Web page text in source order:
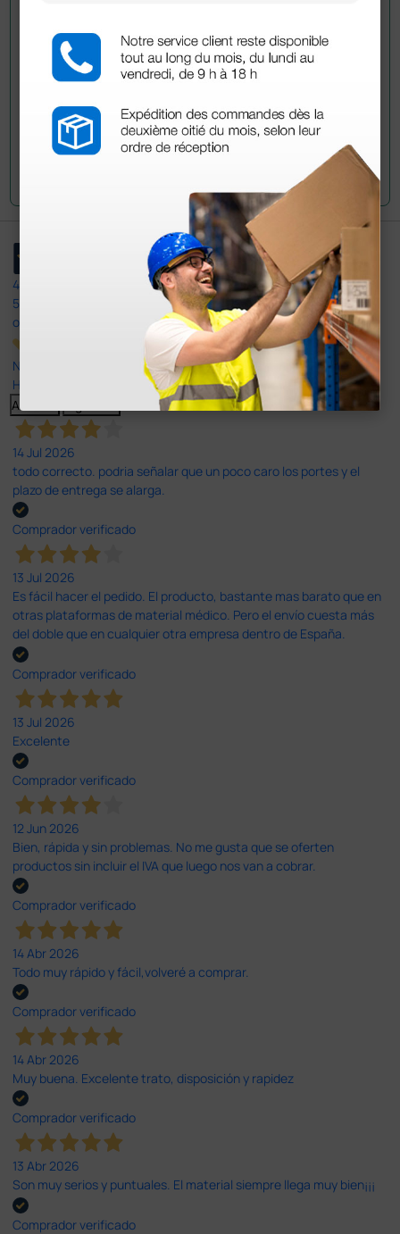
4,4
597
opiniones
Nuestras reseñas de 4 y 5 estrellas.
Haga clic aquí para leerlos todos >
Anterior
14 Jul 2026
todo correcto. podria señalar que un poco caro los portes y el
plazo de entrega se alarga.
Comprador verificado
13 Jul 2026
Es fácil hacer el pedido. El producto, bastante mas barato que en
otras plataformas de material médico. Pero el envío cuesta más
del doble que en cualquier otra empresa dentro de España.
Comprador verificado
13 Jul 2026
Excelente
Comprador verificado
12 Jun 2026
Bien, rápida y sin problemas. No me gusta que se oferten
productos sin incluir el IVA que luego nos van a cobrar.
Comprador verificado
14 Abr 2026
Todo muy rápido y fácil,volveré a comprar.
Comprador verificado
14 Abr 2026
Muy buena. Excelente trato, disposición y rapidez
Comprador verificado
13 Abr 2026
Son muy serios y puntuales. El material siempre llega muy bien¡¡¡
Comprador verificado